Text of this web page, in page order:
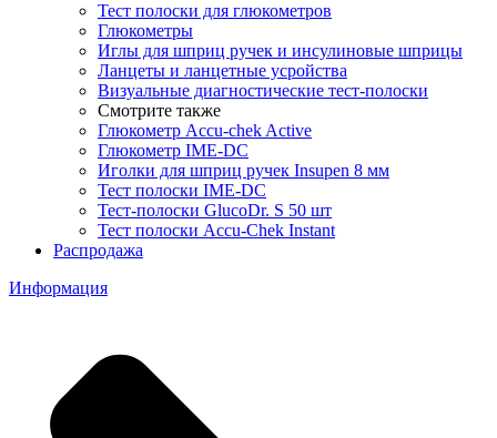
Тест полоски для глюкометров
Глюкометры
Иглы для шприц ручек и инсулиновые шприцы
Ланцеты и ланцетные усройства
Визуальные диагностические тест-полоски
Смотрите также
Глюкометр Accu-chek Active
Глюкометр IME-DC
Иголки для шприц ручек Insupen 8 мм
Тест полоски IME-DC
Тест-полоски GlucoDr. S 50 шт
Тест полоски Accu-Chek Instant
Распродажа
Информация